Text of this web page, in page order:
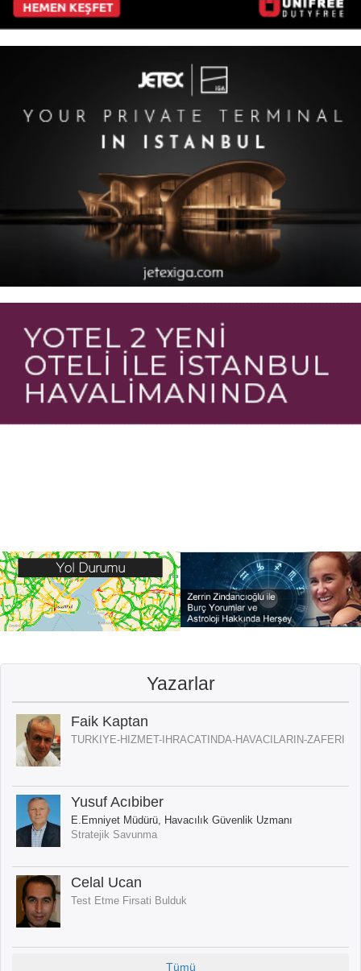
Yazarlar
Faik Kaptan
TURKIYE-HIZMET-IHRACATINDA-HAVACILARIN-ZAFERI
Yusuf Acıbiber
E.Emniyet Müdürü, Havacılık Güvenlik Uzmanı
Stratejik Savunma
Celal Ucan
Test Etme Firsati Bulduk
Tümü